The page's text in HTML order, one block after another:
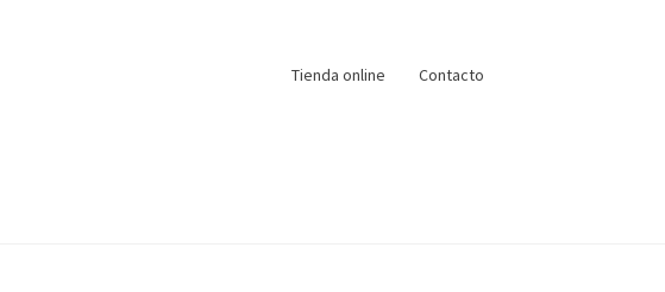
Tienda online Contacto